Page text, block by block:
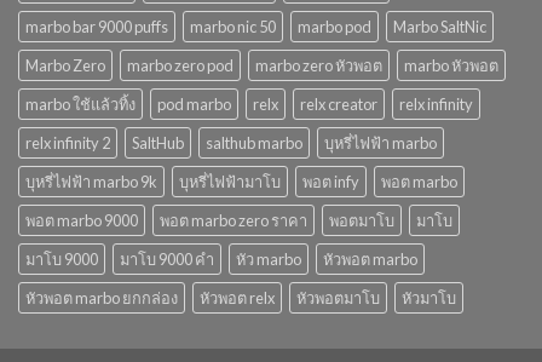
marbo bar 9000 puffs
marbo nic 50 marbo pod
Marbo SaltNic
Marbo Zero
marbo zero pod marbo zero หัวพอต
marbo หัวพอต
marbo ใช้แล้วทิ้ง
pod marbo relx relx creator
relx infinity
relx infinity 2
SaltHub salthub marbo
บุหรี่ไฟฟ้า marbo
บุหรี่ไฟฟ้า marbo 9k
บุหรี่ไฟฟ้ามาโบ พอต infy
พอต marbo
พอต marbo 9000
พอต marbo zero ราคา พอตมาโบ
มาโบ
มาโบ 9000
มาโบ 9000 คํา หัว marbo
หัวพอต marbo
หัวพอต marbo ยกกล่อง
หัวพอต relx หัวพอตมาโบ หัวมาโบ